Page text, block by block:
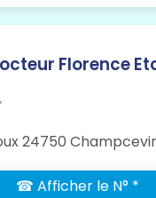
Florence
24750
☎ Afficher le N° *